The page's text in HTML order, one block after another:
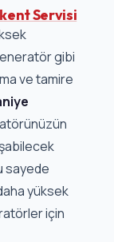
Servisi
gibi
ve tamire
sayede
yüksek
için